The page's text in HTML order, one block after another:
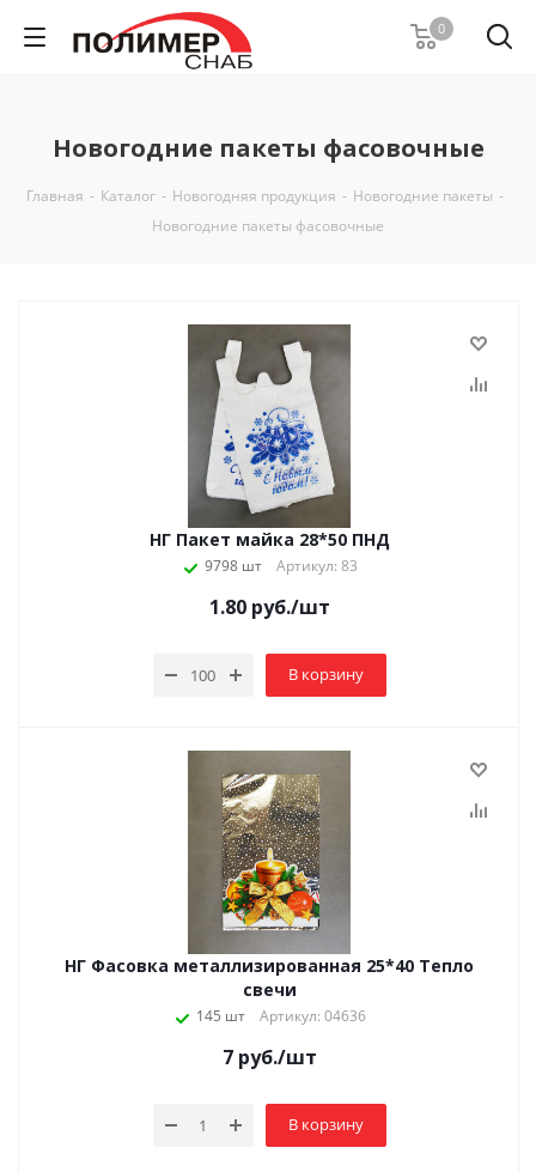
0
Новогодние пакеты фасовочные
Главная - Каталог - Новогодняя продукция - Новогодние пакеты -
Новогодние пакеты фасовочные
НГ Пакет майка 28*50 ПНД
9798 шт Артикул: 83
1.80руб./шт
В корзину
НГ Фасовка металлизированная 25*40 Тепло
свечи
145 шт Артикул: 04636
7руб./шт
В корзину